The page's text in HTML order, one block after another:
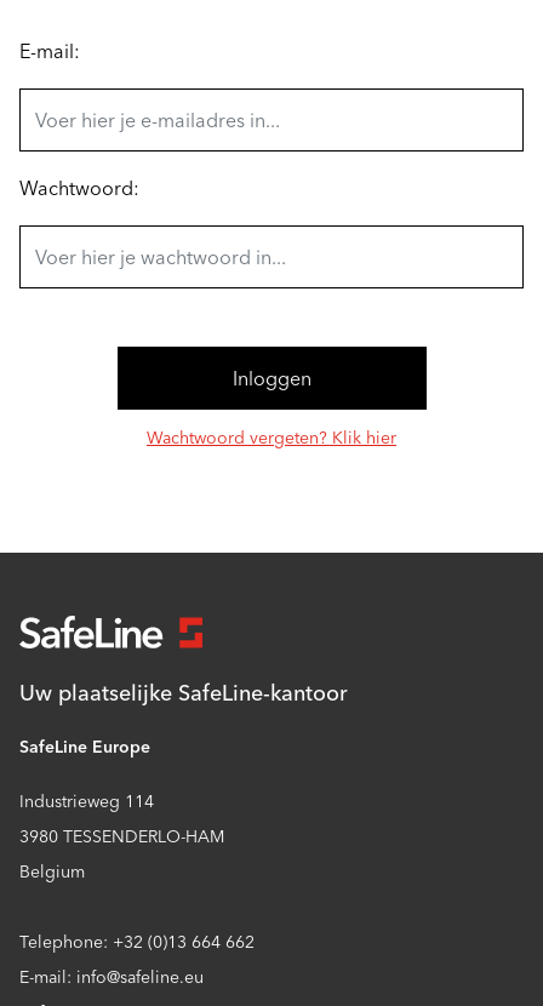
E-mail:
Wachtwoord:
Wachtwoord vergeten? Klik hier
Uw plaatselijke SafeLine-kantoor
SafeLine Europe
Industrieweg 114
3980 TESSENDERLO-HAM
Belgium
Telephone: +32 (0)13 664 662
E-mail: info@safeline.eu